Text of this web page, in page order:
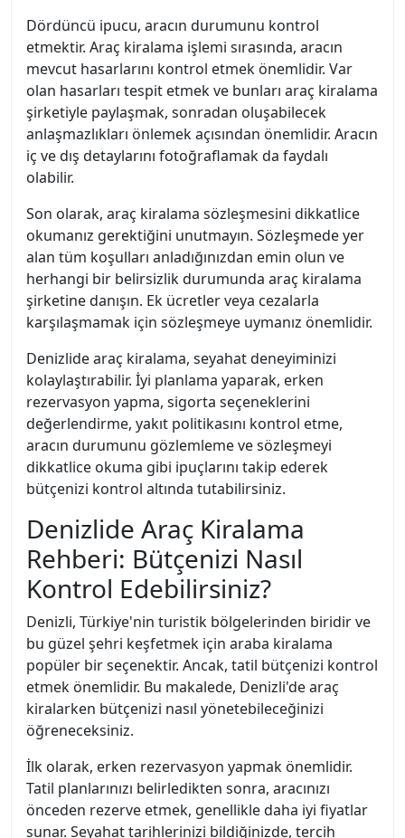
Dördüncü ipucu, aracın durumunu kontrol
etmektir. Araç kiralama işlemi sırasında, aracın
mevcut hasarlarını kontrol etmek önemlidir. Var
olan hasarları tespit etmek ve bunları araç kiralama
şirketiyle paylaşmak, sonradan oluşabilecek
anlaşmazlıkları önlemek açısından önemlidir. Aracın
iç ve dış detaylarını fotoğraflamak da faydalı
olabilir.
Son olarak, araç kiralama sözleşmesini dikkatlice
okumanız gerektiğini unutmayın. Sözleşmede yer
alan tüm koşulları anladığınızdan emin olun ve
herhangi bir belirsizlik durumunda araç kiralama
şirketine danışın. Ek ücretler veya cezalarla
karşılaşmamak için sözleşmeye uymanız önemlidir.
Denizlide araç kiralama, seyahat deneyiminizi
kolaylaştırabilir. İyi planlama yaparak, erken
rezervasyon yapma, sigorta seçeneklerini
değerlendirme, yakıt politikasını kontrol etme,
aracın durumunu gözlemleme ve sözleşmeyi
dikkatlice okuma gibi ipuçlarını takip ederek
bütçenizi kontrol altında tutabilirsiniz.
Denizlide Araç Kiralama
Rehberi: Bütçenizi Nasıl
Kontrol Edebilirsiniz?
Denizli, Türkiye'nin turistik bölgelerinden biridir ve
bu güzel şehri keşfetmek için araba kiralama
popüler bir seçenektir. Ancak, tatil bütçenizi kontrol
etmek önemlidir. Bu makalede, Denizli'de araç
kiralarken bütçenizi nasıl yönetebileceğinizi
öğreneceksiniz.
İlk olarak, erken rezervasyon yapmak önemlidir.
Tatil planlarınızı belirledikten sonra, aracınızı
önceden rezerve etmek, genellikle daha iyi fiyatlar
sunar. Seyahat tarihlerinizi bildiğinizde, tercih